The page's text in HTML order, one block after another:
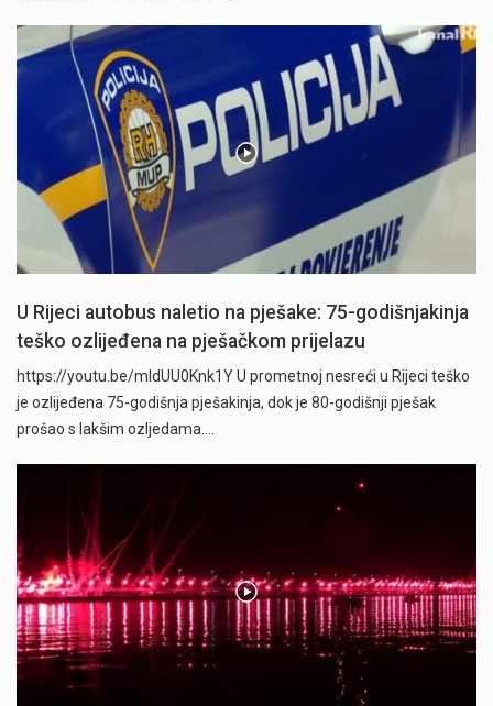
U Rijeci autobus naletio na pješake: 75-godišnjakinja
teško ozlijeđena na pješačkom prijelazu
https://youtu.be/mldUU0Knk1Y U prometnoj nesreći u Rijeci teško
je ozlijeđena 75-godišnja pješakinja, dok je 80-godišnji pješak
prošao s lakšim ozljedama.…